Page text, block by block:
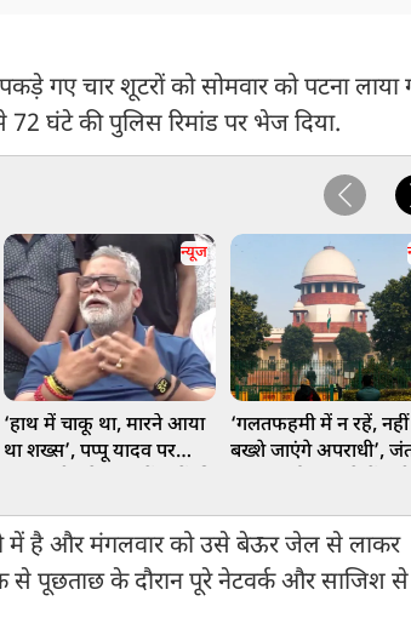
गए चार शूटरों को सोमवार को पटना लाया
घंटे की पुलिस रिमांड पर भेज दिया.
न्यूज
‘हाथ में चाकू था, मारने आया
था शख्स’, पप्पू यादव पर
‘गलतफहमी में न रहें, नहीं
बख्शे जाएंगे अपराधी’,
में है और मंगलवार को उसे बेऊर जेल से लाकर
से पूछताछ के दौरान पूरे नेटवर्क और साजिश